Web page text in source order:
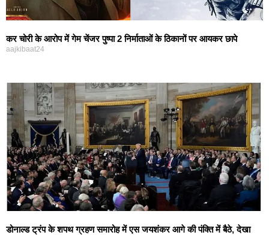
कर चोरी के आरोप में गेम चेंजर पुष्पा 2 निर्माताओं के ठिकानों पर आयकर छापे
aajkibaat24
डोनाल्ड ट्रंप के शपथ ग्रहण समारोह में एस जयशंकर आगे की पंक्ति में बैठे, देखा